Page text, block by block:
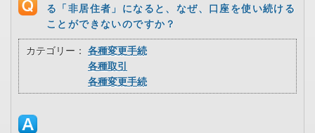
る「非居住者」になると、なぜ、口座を使い続ける
ことができないのですか？
カテゴリー：
各種変更手続
各種取引
各種変更手続